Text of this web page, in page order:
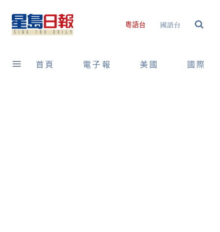
content
粵語台 國語台
首頁 電子報 美國 國際